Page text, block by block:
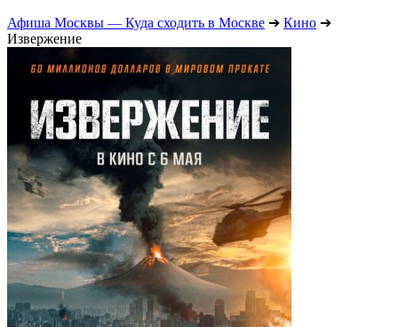
Афиша Москвы — Куда сходить в Москве ➔ Кино ➔
Извержение